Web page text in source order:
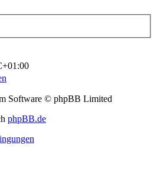
Software © phpBB Limited
phpBB.de